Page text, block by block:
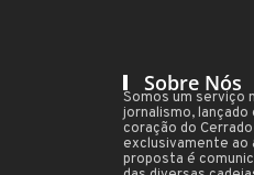
Sobre Nós
Somos um serviço
jornalismo,
coração do
exclusivamente ao
proposta é